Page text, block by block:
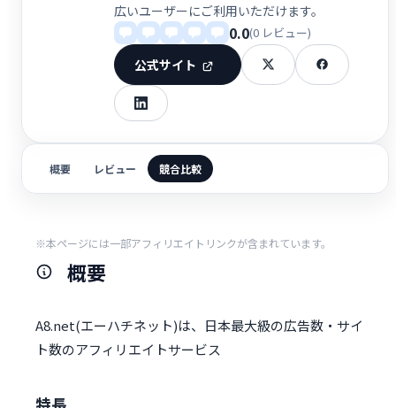
広いユーザーにご利用いただけます。
0.0(0 レビュー)
公式サイト
概要 レビュー 競合比較
※本ページには一部アフィリエイトリンクが含まれています。
概要
A8.net(エーハチネット)は、日本最大級の広告数・サイ
ト数のアフィリエイトサービス